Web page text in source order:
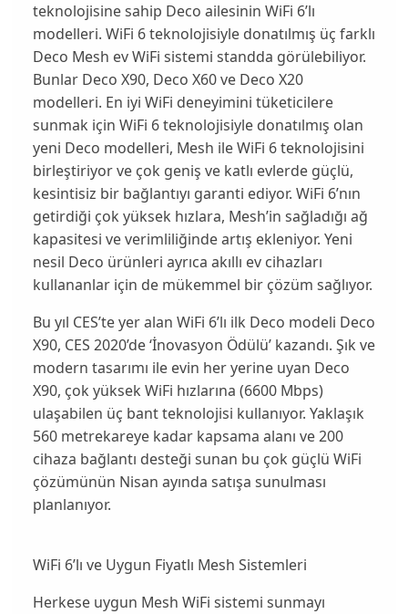
teknolojisine sahip Deco ailesinin WiFi 6’lı
modelleri. WiFi 6 teknolojisiyle donatılmış üç farklı
Deco Mesh ev WiFi sistemi standda görülebiliyor.
Bunlar Deco X90, Deco X60ve Deco X20
modelleri. En iyi WiFi deneyimini tüketicilere
sunmak için WiFi 6 teknolojisiyle donatılmış olan
yeni Deco modelleri, Mesh ile WiFi 6 teknolojisini
birleştiriyor ve çok geniş ve katlı evlerde güçlü,
kesintisiz bir bağlantıyı garanti ediyor. WiFi 6’nın
getirdiği çok yüksek hızlara, Mesh’in sağladığı ağ
kapasitesi ve verimliliğinde artış ekleniyor. Yeni
nesil Deco ürünleri ayrıca akıllı ev cihazları
kullananlar için de mükemmel bir çözüm sağlıyor.
Bu yıl CES’te yer alan WiFi 6’lı ilk Deco modeli Deco
X90, CES 2020’de ‘İnovasyon Ödülü’ kazandı. Şık ve
modern tasarımı ile evin her yerine uyan Deco
X90, çok yüksek WiFi hızlarına (6600 Mbps)
ulaşabilen üç bant teknolojisi kullanıyor. Yaklaşık
560 metrekareye kadar kapsama alanı ve 200
cihaza bağlantı desteği sunan bu çok güçlü WiFi
çözümünün Nisan ayında satışa sunulması
planlanıyor.
WiFi 6’lı ve Uygun Fiyatlı Mesh Sistemleri
Herkese uygun Mesh WiFi sistemi sunmayı